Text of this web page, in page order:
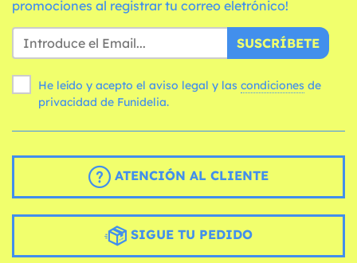
promociones al registrar tu correo eletrónico!
SUSCRÍBETE
He leído y acepto el aviso legal y las condiciones
privacidad de Funidelia.
ATENCIÓN AL CLIENTE
SIGUE TU PEDIDO